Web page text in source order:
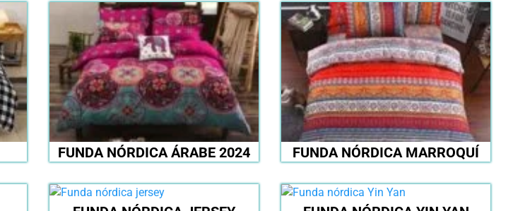
FUNDA NÓRDICA ÁRABE 2024 FUNDA NÓRDICA MARROQUÍ